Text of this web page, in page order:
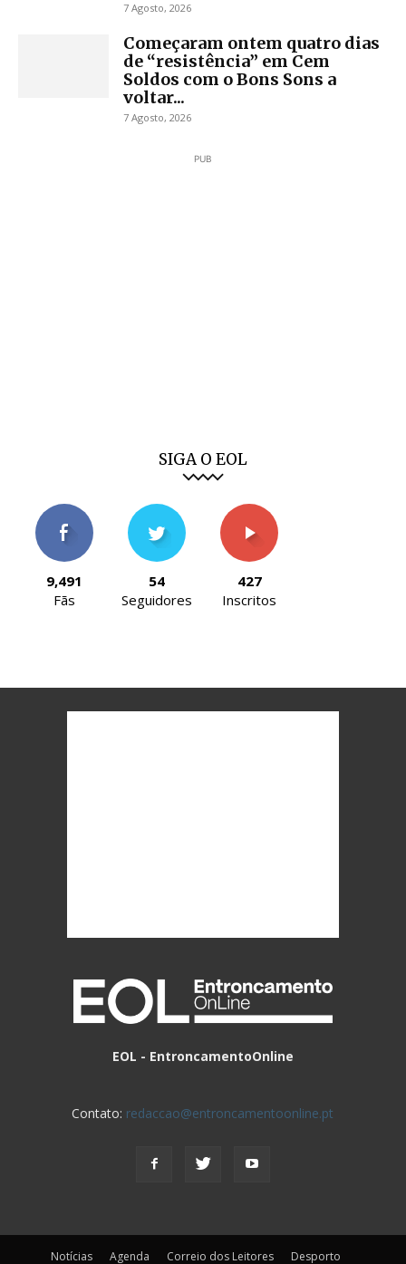
7 Agosto, 2026
Começaram ontem quatro dias
de “resistência” em Cem
Soldos com o Bons Sons a
voltar...
7 Agosto, 2026
PUB
SIGA O EOL
9,491
Fãs
54
Seguidores
427
Inscritos
EOL - EntroncamentoOnline
Contato: redaccao@entroncamentoonline.pt
Notícias Agenda Correio dos Leitores Desporto